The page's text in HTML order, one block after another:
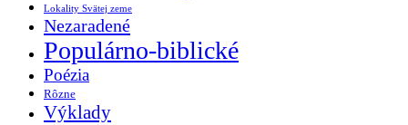
Lokality Svätej zeme
Nezaradené
Populárno-biblické
Poézia
Rôzne
Výklady